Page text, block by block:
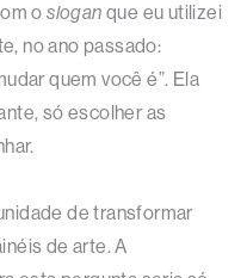
oslogan que eu utilizei
no ano passado:
quem você é”. Ela
só escolher as
de transformar
de arte. A